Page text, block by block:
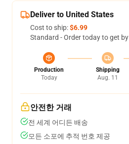
Deliver to United States
Cost to ship:$6.99
Standard - Order today to get by
Production
Today
Shipping
Aug. 11
안전한 거래
전 세계 어디든 배송
모든 소포에 추적 번호 제공